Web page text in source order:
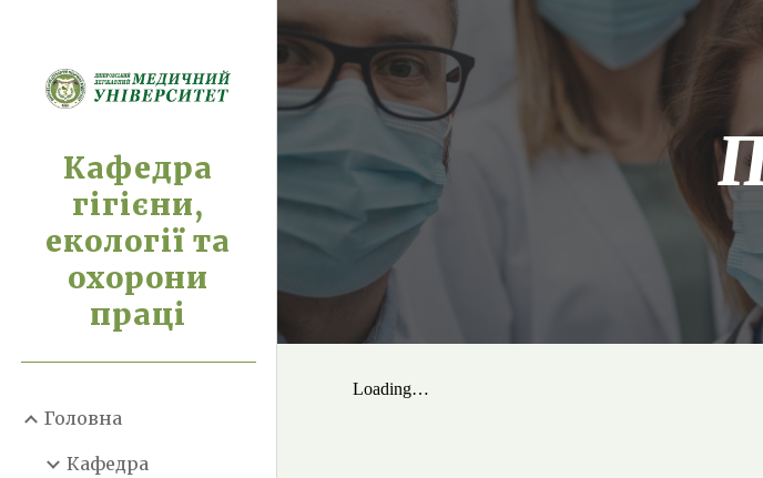
Skip to main content
Кафедра
гігієни,
екології та
охорони
праці
Головна
Кафедра